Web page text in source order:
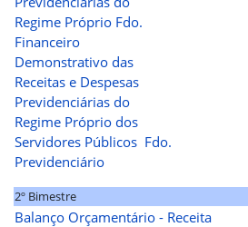
Regime Próprio Fdo.
Financeiro
Demonstrativo das
Receitas e Despesas
Previdenciárias do
Regime Próprio dos
Servidores Públicos Fdo.
Previdenciário
2º Bimestre
Balanço Orçamentário - Receita